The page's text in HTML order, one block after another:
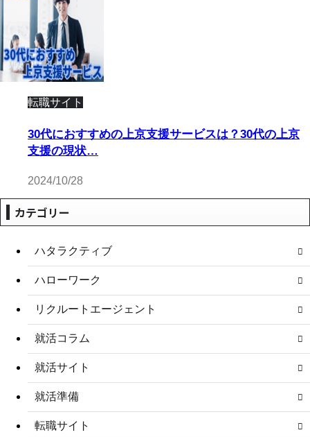
転職サイト
30代におすすめの上京支援サービスは？30代の上京
支援の現状…
2024/10/28
カテゴリー
ハタラクティブ
ハローワーク
リクルートエージェント
就活コラム
就活サイト
就活準備
転職サイト